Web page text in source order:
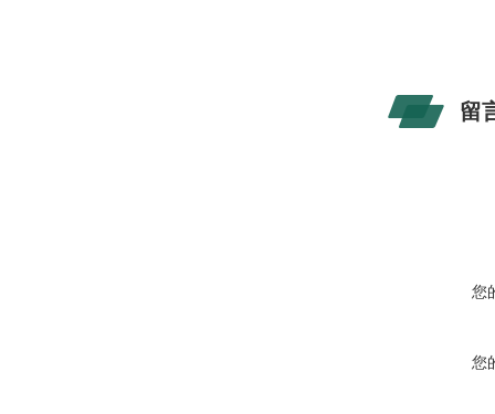
留
您
您